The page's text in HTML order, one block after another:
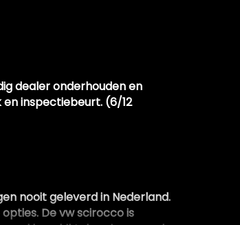
dealer onderhouden en
inspectiebeurt. (6/12
nooit geleverd in Nederland.
De vw scirocco is